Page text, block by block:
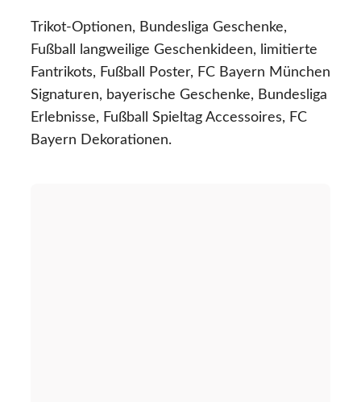
Trikot-Optionen, Bundesliga Geschenke,
Fußball langweilige Geschenkideen, limitierte
Fantrikots, Fußball Poster, FC Bayern München
Signaturen, bayerische Geschenke, Bundesliga
Erlebnisse, Fußball Spieltag Accessoires, FC
Bayern Dekorationen.